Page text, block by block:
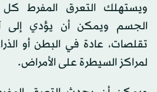
ويستهلك التعرق المفرط كل
الجسم ويمكن أن يؤدي إلى
تقلصات، عادة في البطن أو
لمراكز السيطرة على الأمراض.